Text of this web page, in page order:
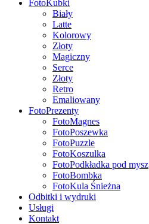
FotoKubki
Biały
Latte
Kolorowy
Złoty
Magiczny
Serce
Złoty
Retro
Emaliowany
FotoPrezenty
FotoMagnes
FotoPoszewka
FotoPuzzle
FotoKoszulka
FotoPodkładka pod mysz
FotoBombka
FotoKula Śnieżna
Odbitki i wydruki
Usługi
Kontakt